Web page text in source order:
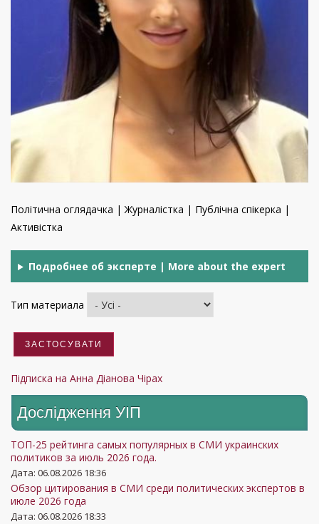
Політична оглядачка | Журналістка | Публічна спікерка |
Активістка
Подробнее об эксперте | More about the expert
Тип материала
Підписка на Анна Діанова Чірах
Дослідження УIП
ТОП-25 рейтинга самых популярных в СМИ украинских
политиков за июль 2026 года.
Дата: 06.08.2026 18:36
Обзор цитирования в СМИ среди политических экспертов в
июле 2026 года
Дата: 06.08.2026 18:33